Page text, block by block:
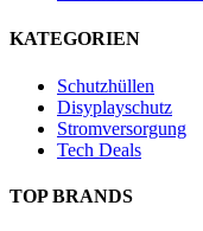
KATEGORIEN
Schutzhüllen
Disyplayschutz
Stromversorgung
Tech Deals
TOP BRANDS